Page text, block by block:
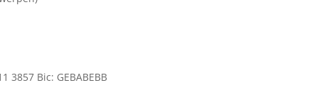
3857 Bic: GEBABEBB